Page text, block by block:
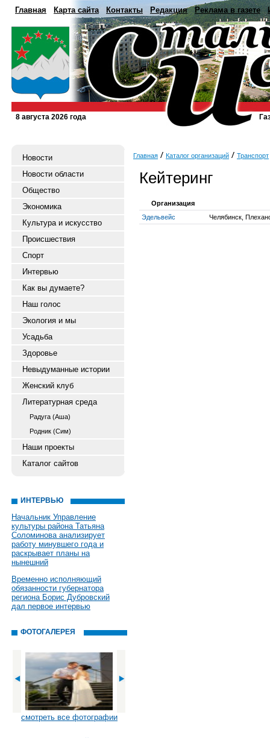
Главная Карта сайта Контакты Редакция Реклама в газете
8 августа 2026 года
Новости
Новости области
Общество
Экономика
Культура и искусство
Происшествия
Спорт
Интервью
Как вы думаете?
Наш голос
Экология и мы
Усадьба
Здоровье
Невыдуманные истории
Женский клуб
Литературная среда
Радуга (Аша)
Родник (Сим)
Наши проекты
Каталог сайтов
ИНТЕРВЬЮ
Начальник Управление
культуры района Татьяна
Соломинова анализирует
работу минувшего года и
раскрывает планы на
нынешний
Временно исполняющий
обязанности губернатора
региона Борис Дубровский
дал первое интервью
ФОТОГАЛЕРЕЯ
смотреть все фотографии
Главная Каталог организаций Транспорт
Кейтеринг
Организация
Эдельвейс
Челябинск,